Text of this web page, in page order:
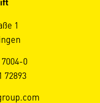
1
7004-0
72893